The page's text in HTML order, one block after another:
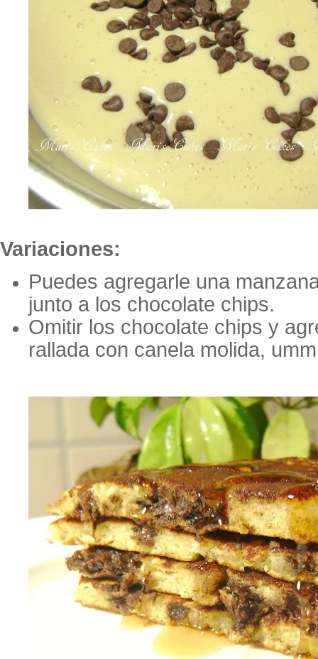
Variaciones:
Puedes agregarle una
junto a los chocolate chips.
Omitir los chocolate chips y
rallada con canela molida,